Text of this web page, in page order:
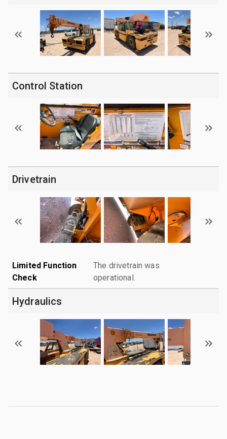
Control Station
Drivetrain
Limited Function
Check
The drivetrain was
operational.
Hydraulics